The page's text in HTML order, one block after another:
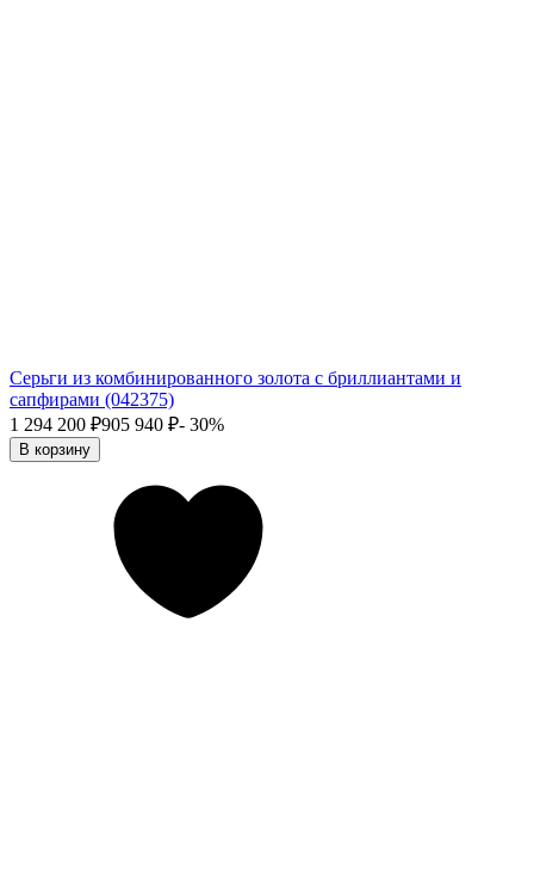
Серьги из комбинированного золота с бриллиантами и
сапфирами (042375)
1 294 200 ₽905 940 ₽- 30%
В корзину